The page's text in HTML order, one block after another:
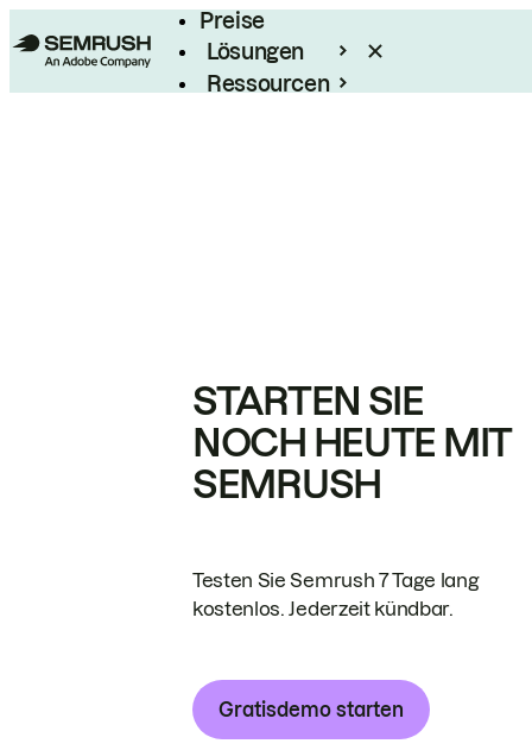
Preise
Lösungen
Ressourcen
STARTEN SIE
NOCH HEUTE MIT
SEMRUSH
Testen Sie Semrush 7 Tage lang
kostenlos. Jederzeit kündbar.
Gratisdemo starten